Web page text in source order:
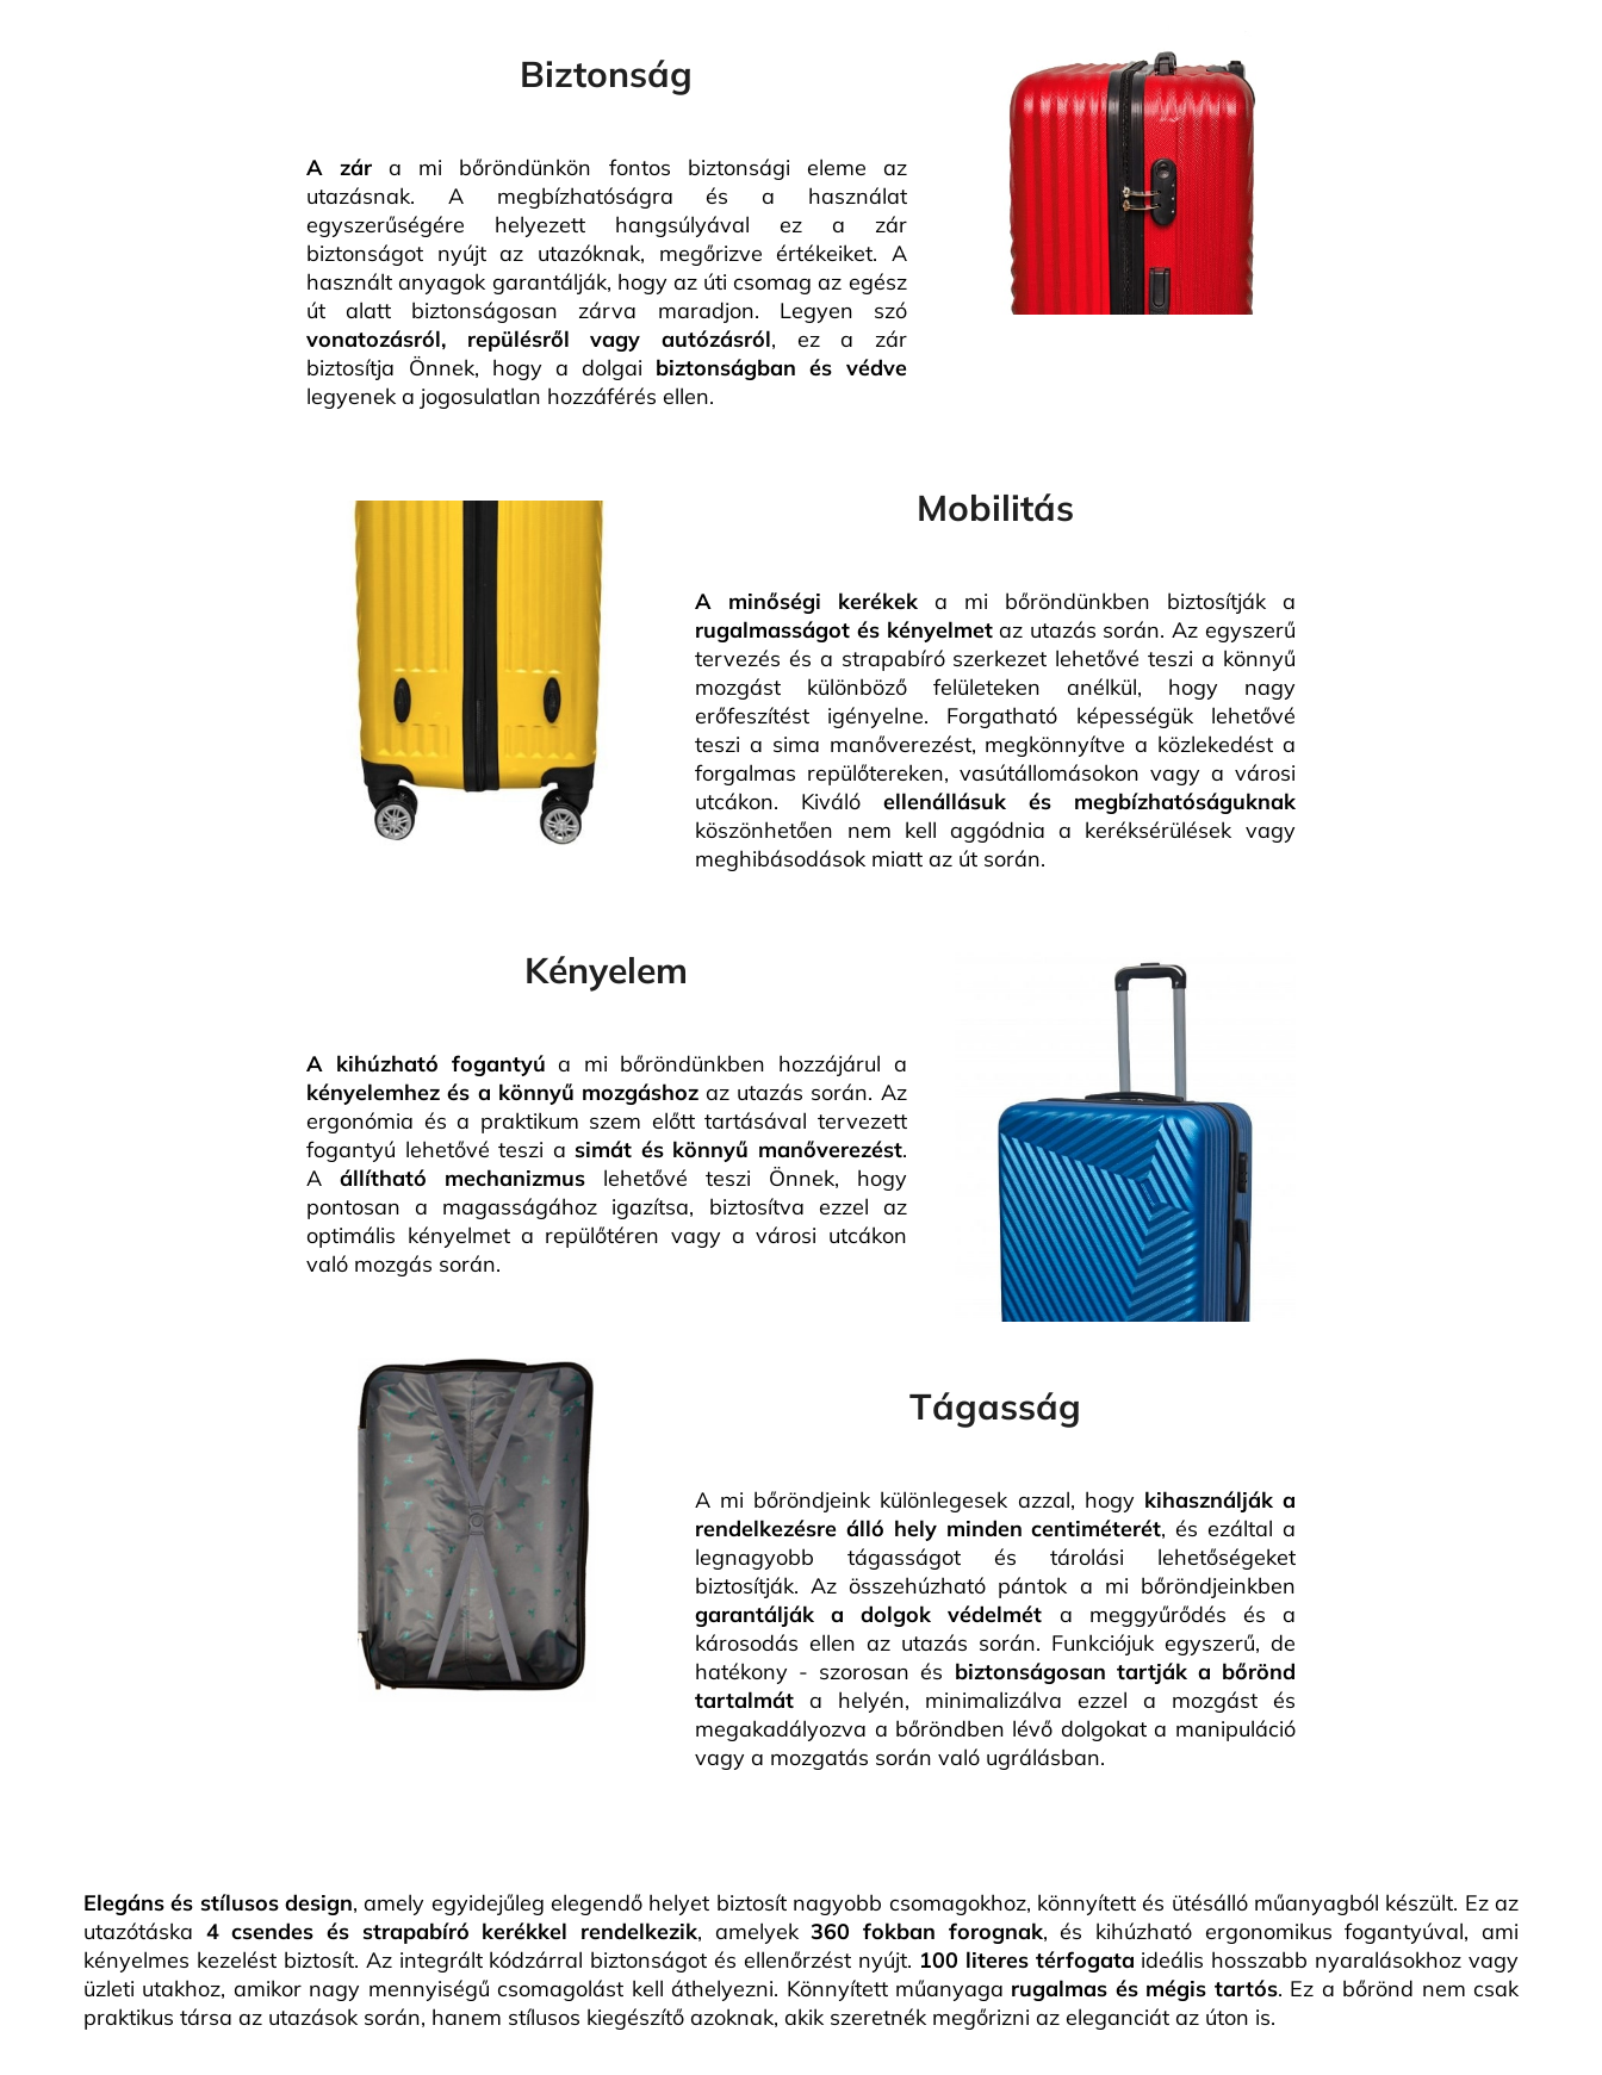
Biztonság
A zár a mi bőröndünkön fontos biztonsági eleme az
utazásnak. A megbízhatóságra és a használat
egyszerűségére helyezett hangsúlyával ez a zár
biztonságot nyújt az utazóknak, megőrizve értékeiket. A
használt anyagok garantálják, hogy az úti csomag az egész
út alatt biztonságosan zárva maradjon. Legyen szó
vonatozásról, repülésről vagy autózásról, ez a zár
biztosítja Önnek, hogy a dolgai biztonságban és védve
legyenek a jogosulatlan hozzáférés ellen.
Mobilitás
A minőségi kerékek a mi bőröndünkben biztosítják a
rugalmasságot és kényelmetaz utazás során. Az egyszerű
tervezés és a strapabíró szerkezet lehetővé teszi a könnyű
mozgást különböző felületeken anélkül, hogy nagy
erőfeszítést igényelne. Forgatható képességük lehetővé
teszi a sima manőverezést, megkönnyítve a közlekedést a
forgalmas repülőtereken, vasútállomásokon vagy a városi
utcákon. Kiváló ellenállásuk és megbízhatóságuknak
köszönhetően nem kell aggódnia a keréksérülések vagy
meghibásodások miatt az út során.
Kényelem
A kihúzható fogantyú a mi bőröndünkben hozzájárul a
kényelemhez és a könnyű mozgáshoz az utazás során. Az
ergonómia és a praktikum szem előtt tartásával tervezett
fogantyú lehetővé teszi a simát és könnyű manőverezést.
Aállítható mechanizmus lehetővé teszi Önnek, hogy
pontosan a magasságához igazítsa, biztosítva ezzel az
optimális kényelmet a repülőtéren vagy a városi utcákon
való mozgás során.
Tágasság
A mi bőröndjeink különlegesek azzal, hogy kihasználják a
rendelkezésre álló hely minden centiméterét, és ezáltal a
legnagyobb tágasságot és tárolási lehetőségeket
biztosítják. Az összehúzható pántok a mi bőröndjeinkben
garantálják a dolgok védelmét a meggyűrődés és a
károsodás ellen az utazás során. Funkciójuk egyszerű, de
hatékony - szorosan és biztonságosan tartják a bőrönd
tartalmát a helyén, minimalizálva ezzel a mozgást és
megakadályozva a bőröndben lévő dolgokat a manipuláció
vagy a mozgatás során való ugrálásban.
Elegáns és stílusos design, amely egyidejűleg elegendő helyet biztosít nagyobb csomagokhoz, könnyített és ütésálló műanyagból készült. Ez az
utazótáska 4 csendes és strapabíró kerékkel rendelkezik, amelyek360 fokban forognak, és kihúzható ergonomikus fogantyúval, ami
kényelmes kezelést biztosít. Az integrált kódzárral biztonságot és ellenőrzést nyújt. 100 literes térfogata ideális hosszabb nyaralásokhoz vagy
üzleti utakhoz, amikor nagy mennyiségű csomagolást kell áthelyezni. Könnyített műanyaga rugalmas és mégis tartós. Ez a bőrönd nem csak
praktikus társa az utazások során, hanem stílusos kiegészítő azoknak, akik szeretnék megőrizni az eleganciát az úton is.